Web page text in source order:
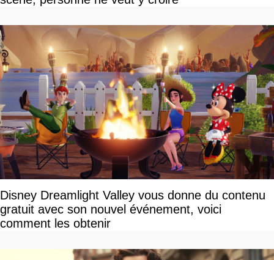
Disney Dreamlight Valley vous donne du contenu
gratuit avec son nouvel événement, voici
comment les obtenir